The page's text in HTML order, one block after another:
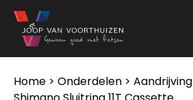
Ga naar de inhoud
Home > Onderdelen > Aandrijving